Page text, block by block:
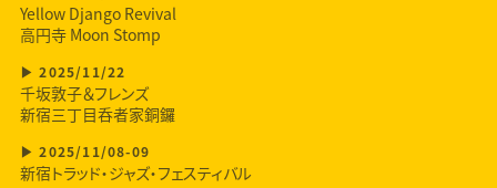
Yellow Django Revival
高円寺 Moon Stomp
2025/11/22
千坂敦子＆フレンズ
新宿三丁目呑者家銅鑼
2025/11/08-09
新宿トラッド・ジャズ・フェスティバル